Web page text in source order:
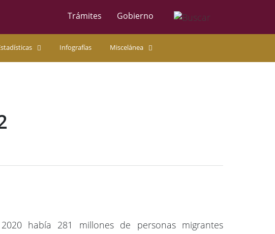
Trámites Gobierno
Infografías Miscelánea
había 281 millones de personas migrantes